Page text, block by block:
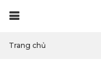
Menu
Trang chủ